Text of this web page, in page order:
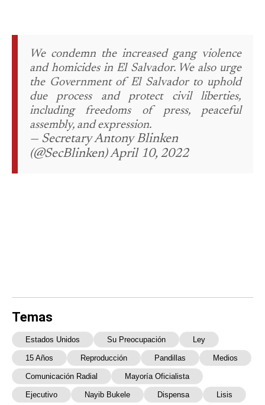
We condemn the increased gang violence
and homicides in El Salvador. We also urge
the Government of El Salvador to uphold
due process and protect civil liberties,
including freedoms of press, peaceful
assembly, and expression.
— Secretary Antony Blinken
(@SecBlinken) April 10, 2022
Temas
Estados Unidos Su Preocupación Ley
15 Años Reproducción Pandillas Medios
Comunicación Radial Mayoría Oficialista
Ejecutivo Nayib Bukele Dispensa Lisis